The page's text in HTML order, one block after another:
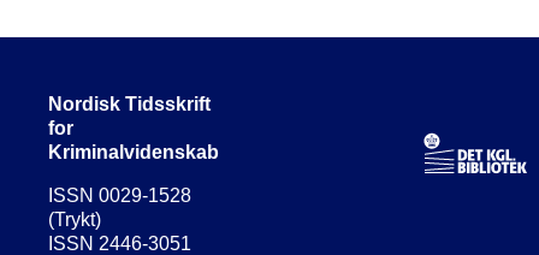
Nordisk Tidsskrift
for
Kriminalvidenskab
ISSN 0029-1528
(Trykt)
ISSN 2446-3051